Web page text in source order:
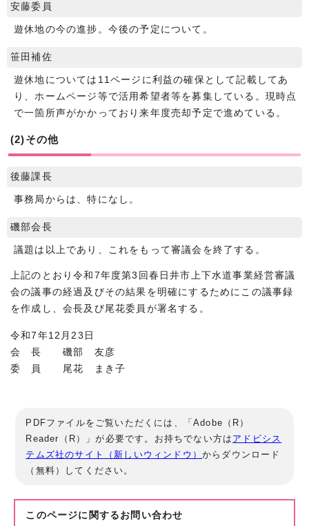
安藤委員
遊休地の今の進捗。今後の予定について。
笹田補佐
遊休地については11ページに利益の確保として記載してあ
り、ホームページ等で活用希望者等を募集している。現時点
で一箇所声がかかっており来年度売却予定で進めている。
(2)その他
後藤課長
事務局からは、特になし。
磯部会長
議題は以上であり、これをもって審議会を終了する。
上記のとおり令和7年度第3回春日井市上下水道事業経営審議
会の議事の経過及びその結果を明確にするためにこの議事録
を作成し、会長及び尾花委員が署名する。
令和7年12月23日
会 長 磯部 友彦
委 員 尾花 まき子
PDFファイルをご覧いただくには、「Adobe（R）
Reader（R）」が必要です。お持ちでない方は アドビシス
テムズ社のサイト（新しいウィンドウ）からダウンロード
（無料）してください。
このページに関する お問い合わせ